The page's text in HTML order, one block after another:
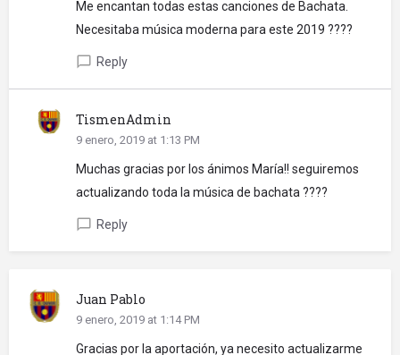
Me encantan todas estas canciones de Bachata.
Necesitaba música moderna para este 2019 ????
chat_bubble_outline Reply
TismenAdmin
9 enero, 2019 at 1:13 PM
Muchas gracias por los ánimos María!! seguiremos
actualizando toda la música de bachata ????
chat_bubble_outline Reply
Juan Pablo
9 enero, 2019 at 1:14 PM
Gracias por la aportación, ya necesito actualizarme
© 2026 Diseño web realizado con